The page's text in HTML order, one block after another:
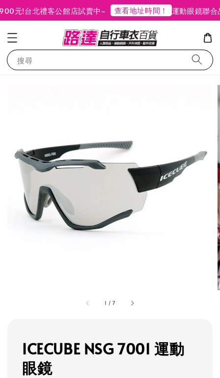
元!台北禮客公館店試賣中~ 查看地址時間！ 運動眼鏡聯合品
搜尋
1 /7
ICECUBE NSG 7001 運動
眼鏡